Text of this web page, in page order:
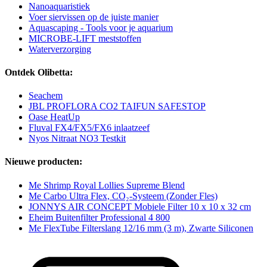
Nanoaquaristiek
Voer siervissen op de juiste manier
Aquascaping - Tools voor je aquarium
MICROBE-LIFT meststoffen
Waterverzorging
Ontdek Olibetta:
Seachem
JBL PROFLORA CO2 TAIFUN SAFESTOP
Oase HeatUp
Fluval FX4/FX5/FX6 inlaatzeef
Nyos Nitraat NO3 Testkit
Nieuwe producten:
Me Shrimp Royal Lollies Supreme Blend
Me Carbo Ultra Flex, CO₂-Systeem (Zonder Fles)
JONNYS AIR CONCEPT Mobiele Filter 10 x 10 x 32 cm
Eheim Buitenfilter Professional 4 800
Me FlexTube Filterslang 12/16 mm (3 m), Zwarte Siliconen